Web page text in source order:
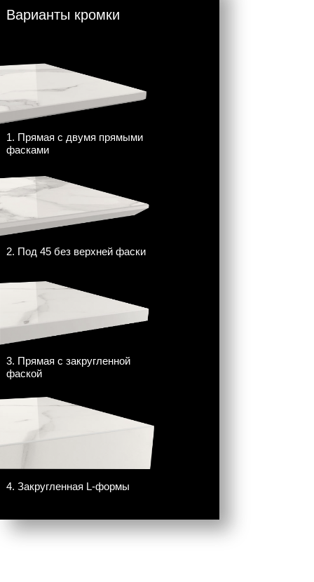
Варианты кромки
1. Прямая с двумя прямыми
фасками
2. Под 45 без верхней фаски
3. Прямая с закругленной
фаской
4. Закругленная L-формы